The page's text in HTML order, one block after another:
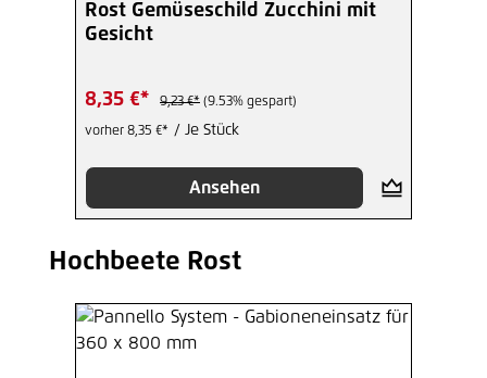
Rost Gemüseschild Zucchini mit
Gesicht
8,35 €* 9,23 €* (9.53% gespart)
vorher 8,35 €* / Je Stück
Ansehen
Produktgalerie überspringen
Hochbeete Rost